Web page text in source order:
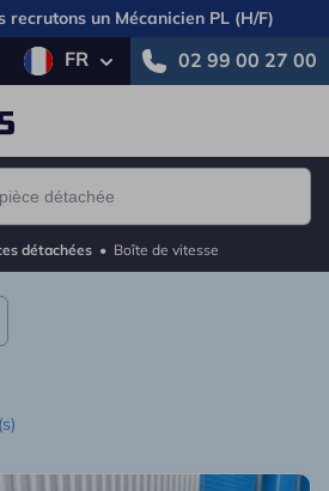
recrutons un Mécanicien PL (H/F)
FR 02 99 00 27 00
détachées • Boîte de vitesse